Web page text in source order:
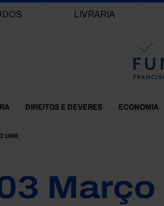
LIVRARIA
DIREITOS E DEVERES ECONOMIA
1986
Março